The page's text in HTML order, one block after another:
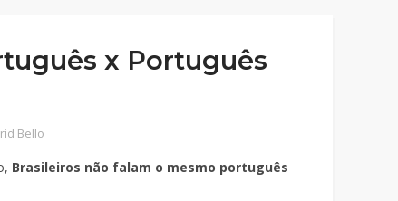
x Português
Bello
Brasileiros não falam o mesmo português